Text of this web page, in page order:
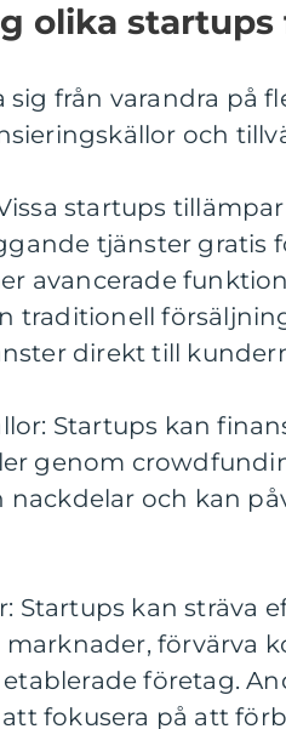
olika startups
sig från varandra på
och
startups
tjänster gratis
avancerade
traditionell
direkt till
Startups kan
genom
nackdelar och kan
Startups kan sträva
förvärva
företag.
fokusera på att